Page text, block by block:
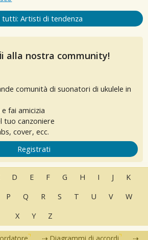
tutti: Artisti di tendenza
alla nostra community!
comunità di suonatori di ukulele in
fai amicizia
tuo canzoniere
cover, ecc.
Registrati
D E F G H I J
K
P Q R S T U V
W
X
Y Z